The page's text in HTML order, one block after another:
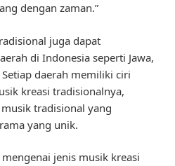
dengan zaman.”
juga dapat
di Indonesia seperti Jawa,
daerah memiliki ciri
kreasi tradisionalnya,
tradisional yang
yang unik.
jenis musik kreasi